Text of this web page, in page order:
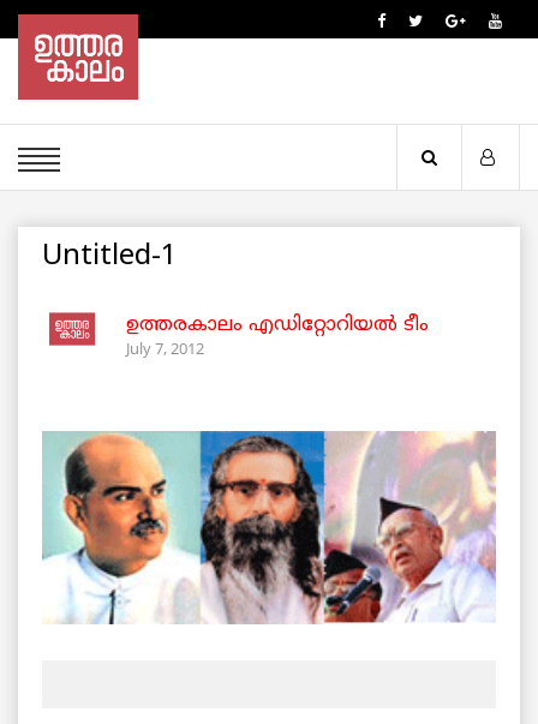
Untitled-1
ഉത്തരകാലം എഡിറ്റോറിയല്‍ ടീം
July 7, 2012